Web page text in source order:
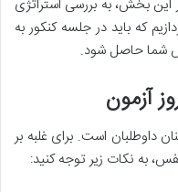
بخش، به بررسی استراتژی
که باید درجلسه کنکوربه
شما حاصل شود.
آزمون
داوطلبان است. برای غلبه بر
، به نکات زیر توجه کنید: